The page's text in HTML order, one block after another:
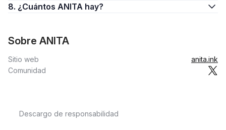
8. ¿Cuántos ANITA hay?
Sobre ANITA
Sitio web
anita.ink
Comunidad
Descargo de responsabilidad